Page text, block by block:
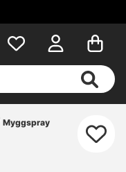
Myggspray